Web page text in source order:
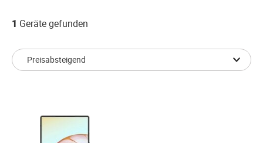
1 Geräte gefunden